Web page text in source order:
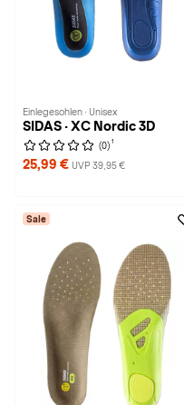
Einlegesohlen · Unisex
SIDAS · XC Nordic 3D
(0) 1
25,99 € UVP 39,95 €
Sale